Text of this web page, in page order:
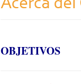
Acerca del
OBJETIVOS